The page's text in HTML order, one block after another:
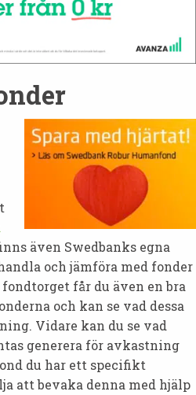
även Swedbanks egna
och jämföra med fonder
får du även en bra
och kan se vad dessa
Vidare kan du se vad
generera för avkastning
du har ett specifikt
att bevaka denna med hjälp